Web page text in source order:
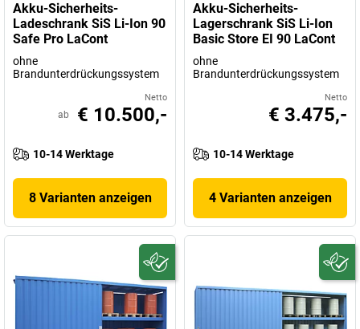
Akku-Sicherheits-
Ladeschrank SiS Li-Ion 90
Safe Pro LaCont
ohne
Brandunterdrückungssystem
Netto
ab € 10.500,-
10-14 Werktage
8 Varianten anzeigen
Akku-Sicherheits-
Lagerschrank SiS Li-Ion
Basic Store EI 90 LaCont
ohne
Brandunterdrückungssystem
Netto
€ 3.475,-
10-14 Werktage
4 Varianten anzeigen